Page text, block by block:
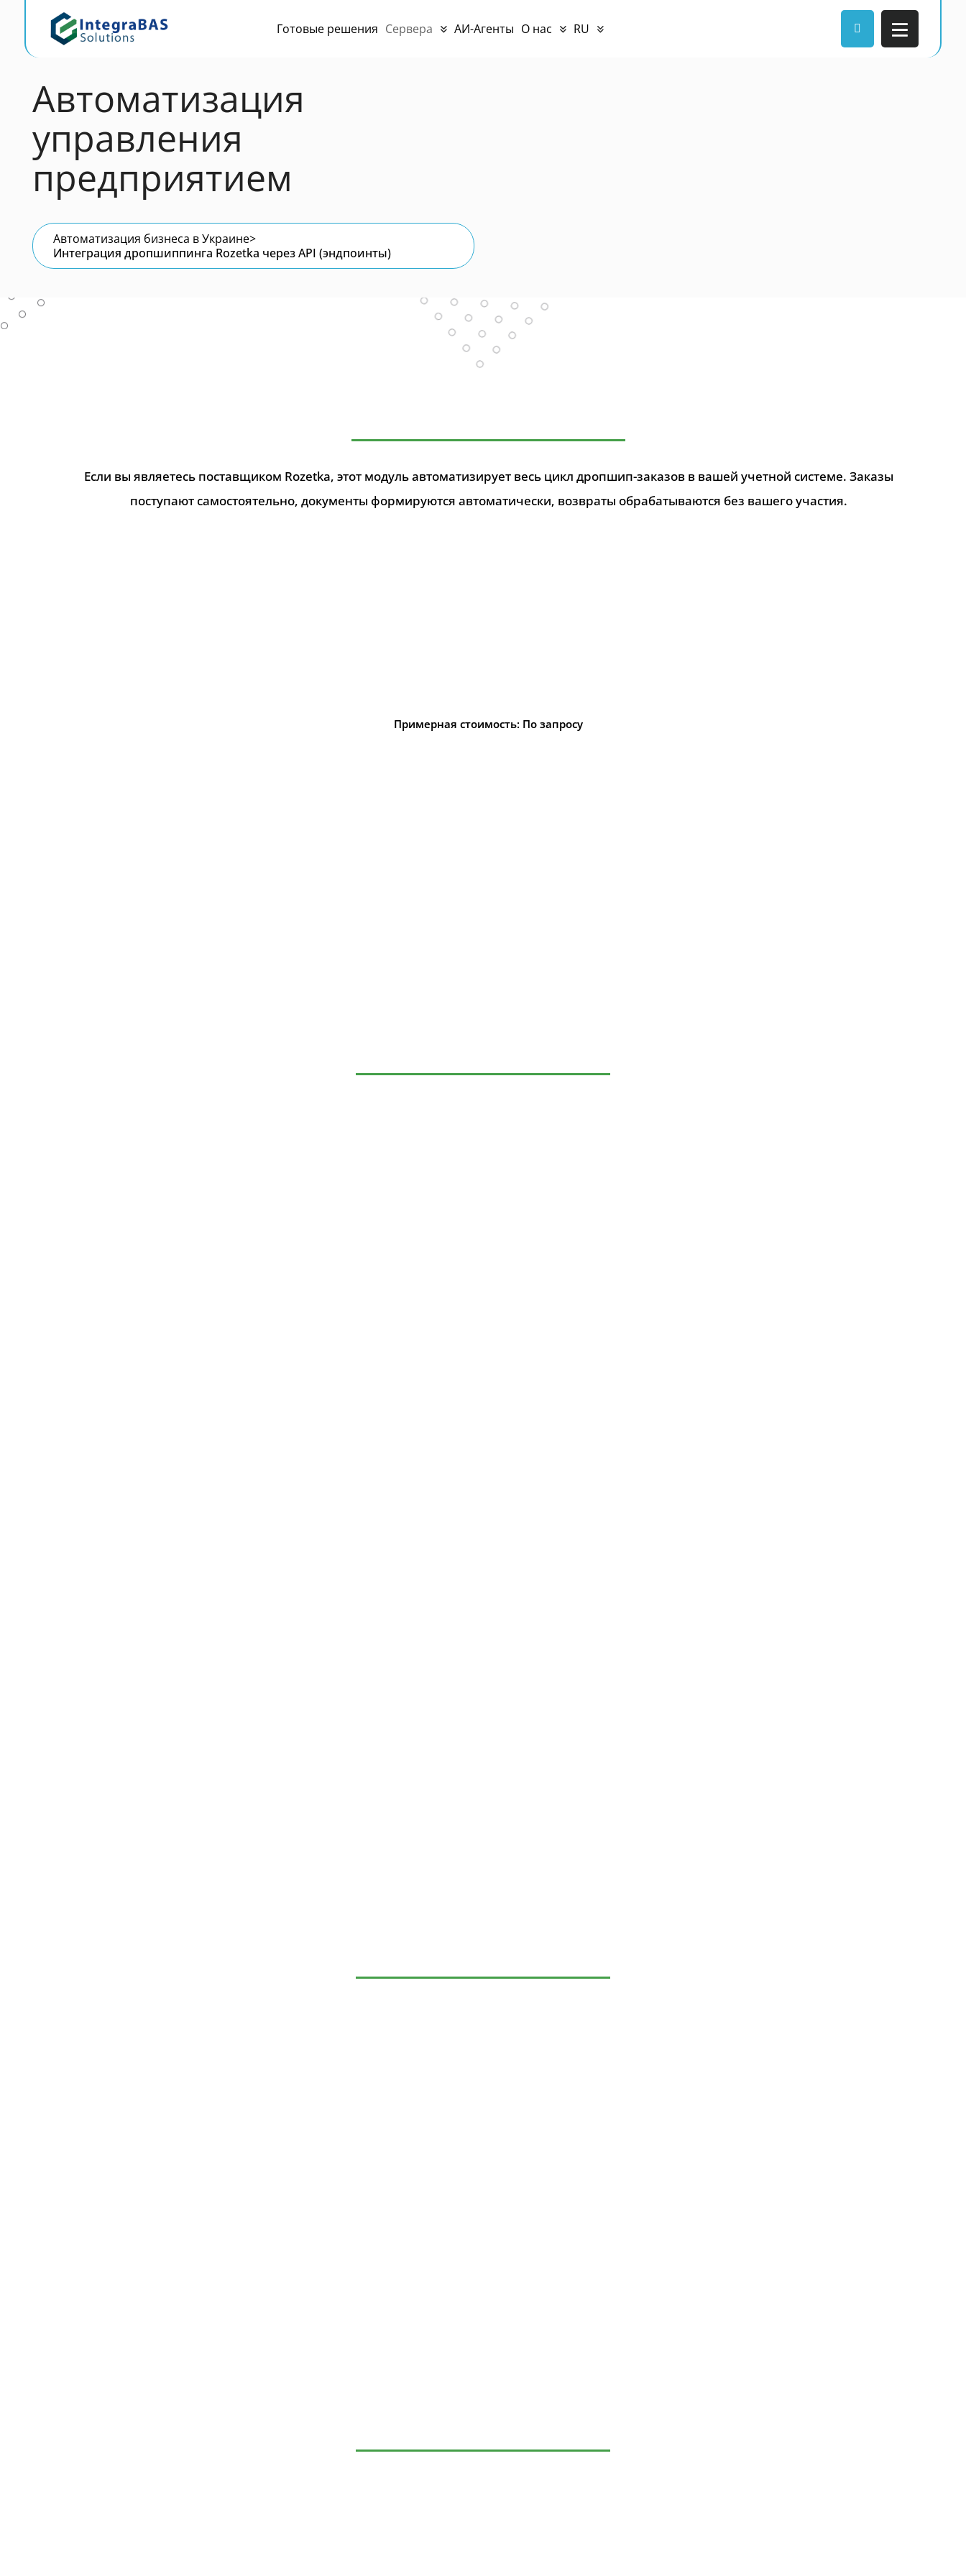
Готовые решения Сервера АИ-Агенты О нас RU
Автоматизация
управления
предприятием
Автоматизация бизнеса в Украине>
Интеграция дропшиппинга Rozetka через API (эндпоинты)
Если вы являетесь поставщиком Rozetka, этот модуль автоматизирует весь цикл дропшип-заказов в вашей учетной системе. Заказы
поступают самостоятельно, документы формируются автоматически, возвраты обрабатываются без вашего участия.
Примерная стоимость: По запросу